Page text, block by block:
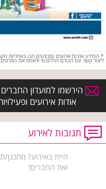
* המידע אודות ארועים ומבצעים הנו באחריות
ליצור קשר עם הגורם הרלוונטי ולאמת את
הירשמו למועדון
אודות אירועים
תגובות לאירוע
היית באירוע?
ואת החברים!